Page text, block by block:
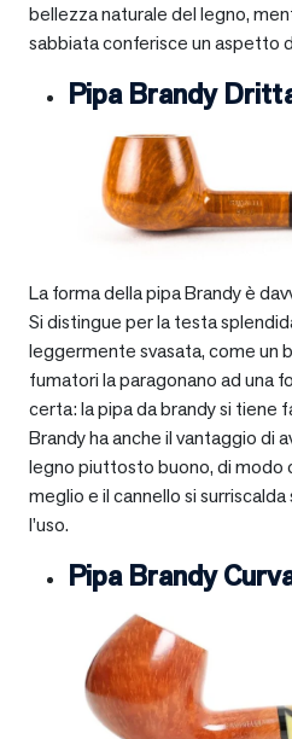
bellezza naturale del legno,
sabbiata conferisce un aspetto
Pipa Brandy
La forma della pipa Brandy è
Si distingue per la testa
leggermente svasata, come un
fumatori la paragonano ad una
certa: la pipa da brandy si tiene
Brandy ha anche il vantaggio di
legno piuttosto buono, di modo
meglio e il cannello si
l’uso.
Pipa Brandy